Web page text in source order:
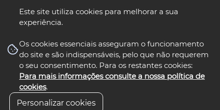
Este site utiliza cookies para melhorar a sua
experiência.
Os cookies essenciais asseguram o funcionamento
do site e são indispensáveis, pelo que não requerem
o seu consentimento. Para os restantes cookies:
Para mais informações consulte a nossa política de
cookies.
Personalizar cookies
nos select language